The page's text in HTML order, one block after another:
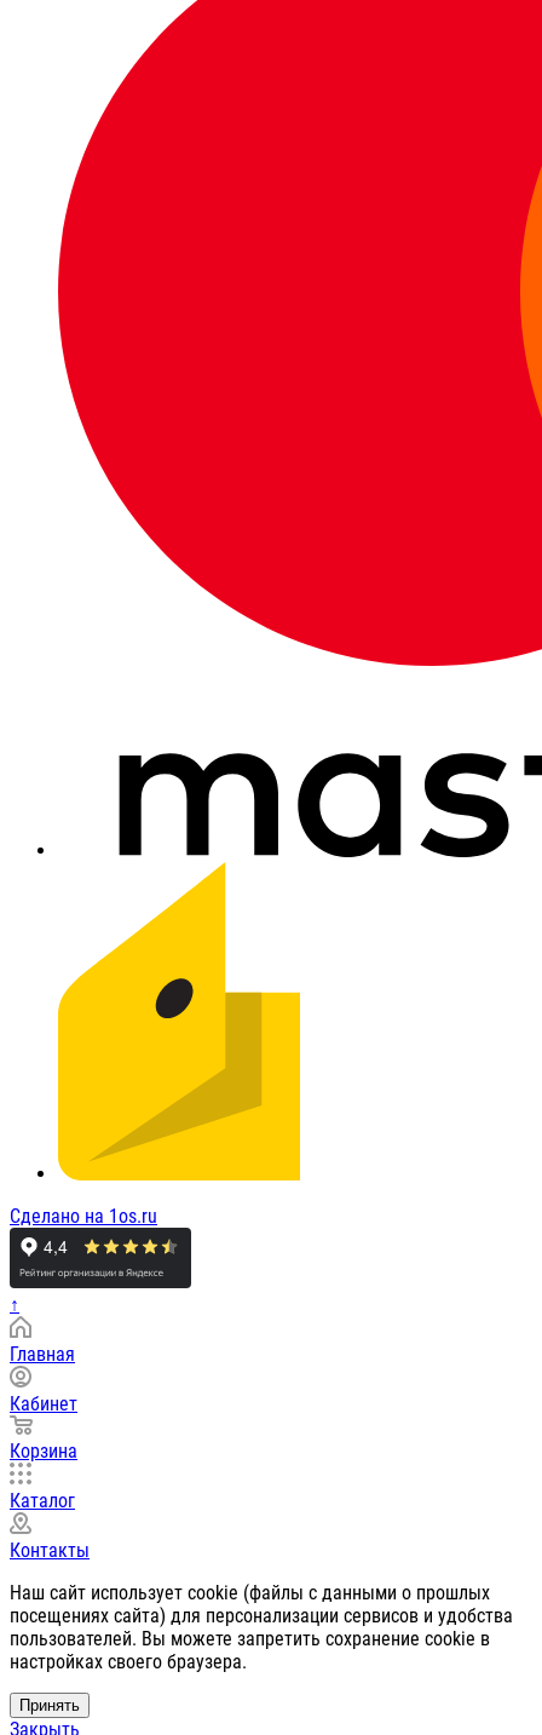
Сделано на 1os.ru
↑
Главная
Кабинет
Корзина
Каталог
Контакты
Наш сайт использует cookie (файлы с данными о прошлых
посещениях сайта) для персонализации сервисов и удобства
пользователей. Вы можете запретить сохранение cookie в
настройках своего браузера.
Принять
Закрыть